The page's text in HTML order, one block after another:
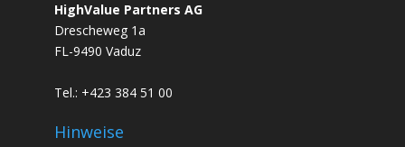
HighValue Partners AG
Drescheweg 1a
FL-9490 Vaduz
Tel.: +423 384 51 00
Hinweise